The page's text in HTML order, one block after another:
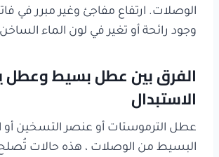
الوصلات. ارتفاع مفاجئ وغير مبرر في
وجود رائحة أو تغير في لون الماء
الفرق بين عطل بسيط
الاستبدال
عطل الترموستات أو عنصر التسخين أو
البسيط من الوصلات ، هذه حالات